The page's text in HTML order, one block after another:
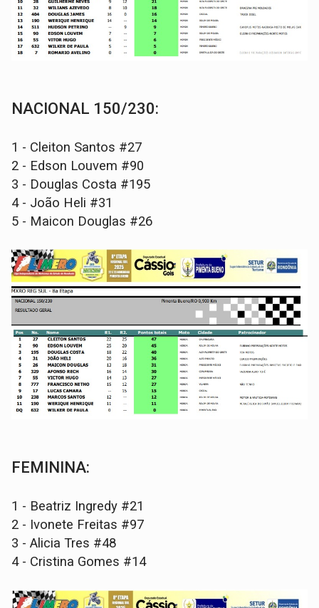
NACIONAL 150/230:
1 - Cleiton Santos #27
2 - Edson Louvem #90
3 - Douglas Costa #195
4 - João Heli #31
5 - Maicon Douglas #26
FEMININA:
1 - Beatriz Ingredy #21
2 - Ivonete Freitas #97
3 - Alicia Tres #48
4 - Cristina Gomes #14